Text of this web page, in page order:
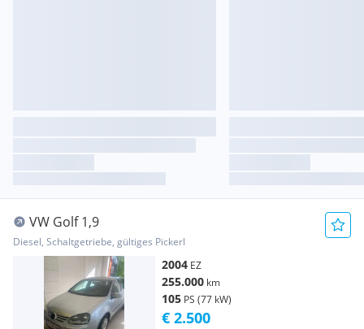
VW Golf 1,9
Diesel, Schaltgetriebe, gültiges Pickerl
2004 EZ
255.000 km
105 PS (77 kW)
€ 2.500